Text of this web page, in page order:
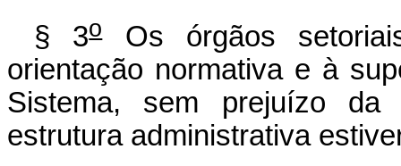
§ 3oOs órgãos
orientação normativa e à
Sistema, sem prejuízo
estrutura administrativa